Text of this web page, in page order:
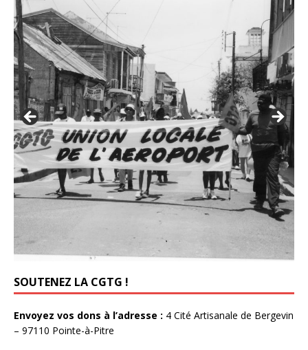
SOUTENEZ LA CGTG !
Envoyez vos dons à l’adresse : 4 Cité Artisanale de Bergevin
– 97110 Pointe-à-Pitre